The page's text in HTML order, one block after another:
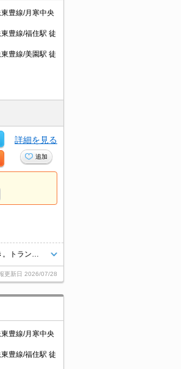
豊線/月寒中央
豊線/福住駅 徒
豊線/美園駅 徒
詳細を見る
追加
更新日 2026/07/28
豊線/月寒中央
豊線/福住駅 徒